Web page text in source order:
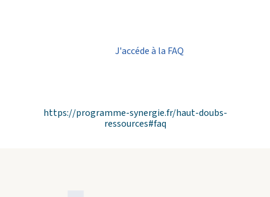
J'accéde à la FAQ
https://programme-synergie.fr/haut-doubs-
ressources#faq